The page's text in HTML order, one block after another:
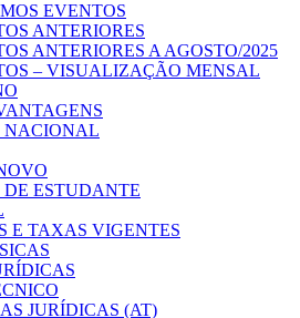
EVENTOS
ANTERIORES
ANTERIORES A AGOSTO/2025
– VISUALIZAÇÃO MENSAL
NACIONAL
ESTUDANTE
E TAXAS VIGENTES
JURÍDICAS (AT)